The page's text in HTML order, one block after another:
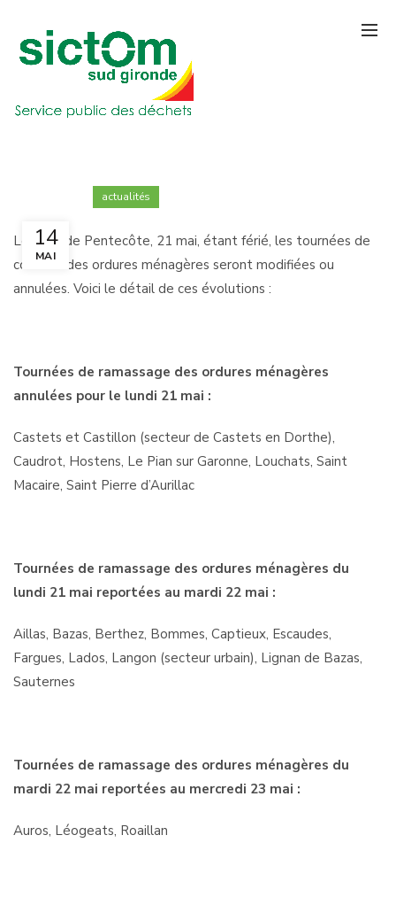
14
MAI
actualités
Le lundi de Pentecôte, 21 mai, étant férié, les tournées de
collecte des ordures ménagères seront modifiées ou
annulées. Voici le détail de ces évolutions :
Tournées de ramassage des ordures ménagères
annulées pour le lundi 21 mai :
Castets et Castillon (secteur de Castets en Dorthe),
Caudrot, Hostens, Le Pian sur Garonne, Louchats, Saint
Macaire, Saint Pierre d’Aurillac
Tournées de ramassage des ordures ménagères du
lundi 21 mai reportées au mardi 22 mai :
Aillas, Bazas, Berthez, Bommes, Captieux, Escaudes,
Fargues, Lados, Langon (secteur urbain), Lignan de Bazas,
Sauternes
Tournées de ramassage des ordures ménagères du
mardi 22 mai reportées au mercredi 23 mai :
Auros, Léogeats, Roaillan